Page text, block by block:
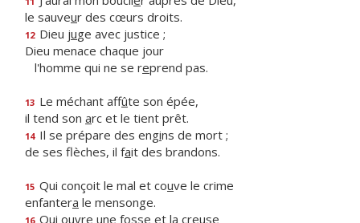
le sauveur des cœurs droits.
12 Dieu juge avec justice ;
Dieu menace chaque jour
l'homme qui ne se reprend pas.
13 Le méchant affûte son épée,
il tend son arc et le tient prêt.
14 Il se prépare des engins de mort ;
de ses flèches, il fait des brandons.
15 Qui conçoit le mal et couve le crime
enfantera le mensonge.
16 Qui ouvre une fosse et la creuse